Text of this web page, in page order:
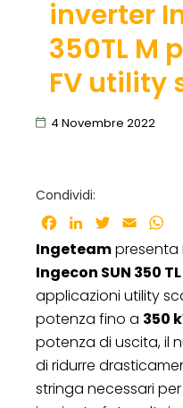
inverter
350TL M
FV utility
4 Novembre 2022
Condividi:
Facebook
LinkedInTwitter
Email
Ingeteampresenta
Ingecon SUN 350
applicazioni utility
potenza fino a 350
potenza di uscita, il
di ridurre
stringa necessari